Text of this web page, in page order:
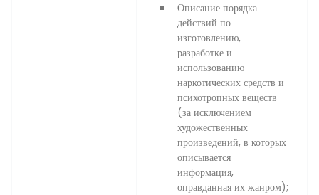
Описание порядка
действий по
изготовлению,
разработке и
использованию
наркотических средств и
психотропных веществ
(за исключением
художественных
произведений, в которых
описывается
информация,
оправданная их жанром);